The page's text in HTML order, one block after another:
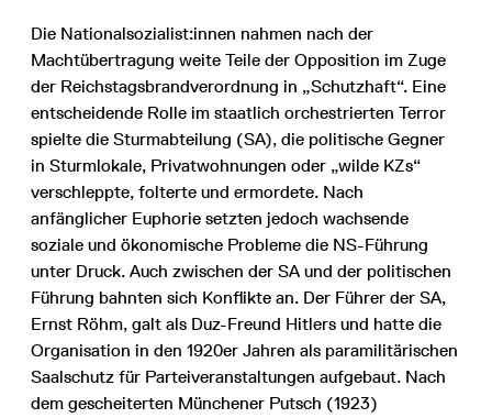
Die Nationalsozialist:innen nahmen nach der
Machtübertragung weite Teile der Opposition im Zuge
der Reichstagsbrandverordnung in „Schutzhaft“. Eine
entscheidende Rolle im staatlich orchestrierten Terror
spielte die Sturmabteilung (SA), die politische Gegner
in Sturmlokale, Privatwohnungen oder „wilde KZs“
verschleppte, folterte und ermordete. Nach
anfänglicher Euphorie setzten jedoch wachsende
soziale und ökonomische Probleme die NS-Führung
unter Druck. Auch zwischen der SA und der politischen
Führung bahnten sich Konflikte an. Der Führer der SA,
Ernst Röhm, galt als Duz-Freund Hitlers und hatte die
Organisation in den 1920er Jahren als paramilitärischen
Saalschutz für Parteiveranstaltungen aufgebaut. Nach
dem gescheiterten Münchener Putsch (1923)